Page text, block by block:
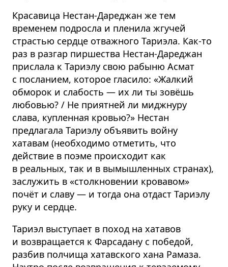
Красавица Нестан-Дареджан же тем
временем подросла и пленила жгучей
страстью сердце отважного Тариэла. Как-то
раз в разгар пиршества Нестан-Дареджан
прислала к Тариэлу свою рабыню Асмат
с посланием, которое гласило: «Жалкий
обморок и слабость — их ли ты зовёшь
любовью? / Не приятней ли миджнуру
слава, купленная кровью?» Нестан
предлагала Тариэлу объявить войну
хатавам (необходимо отметить, что
действие в поэме происходит как
в реальных, так и в вымышленных странах),
заслужить в «столкновении кровавом»
почёт и славу — и тогда она отдаст Тариэлу
руку и сердце.
Тариэл выступает в поход на хатавов
и возвращается к Фарсадану с победой,
разбив полчища хатавского хана Рамаза.